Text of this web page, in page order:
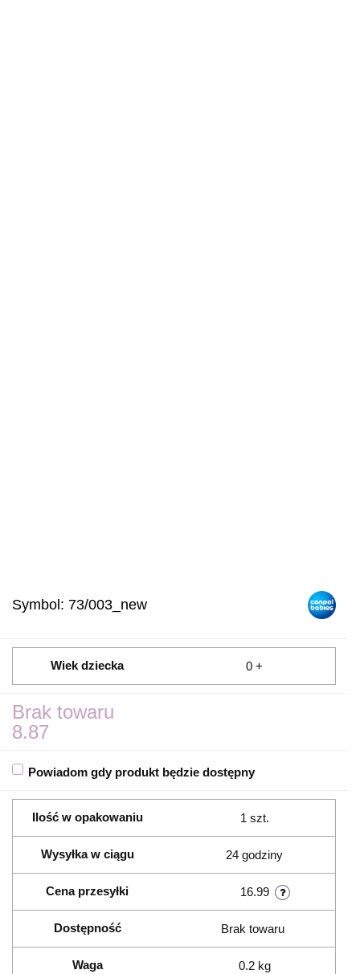
Symbol: 73/003_new
Wiek dziecka 0 +
Brak towaru
8.87
Powiadom gdy produkt będzie dostępny
Ilość w opakowaniu 1 szt.
Wysyłka w ciągu 24 godziny
Cena przesyłki 16.99
Dostępność Brak towaru
Waga 0.2 kg